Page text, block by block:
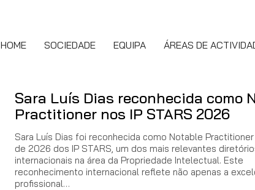
HOME SOCIEDADE EQUIPA ÁREAS DE
Sara Luís Dias reconhecida como
Practitioner nos IP STARS 2026
Sara Luís Dias foi reconhecida como Notable
de 2026 dos IP STARS, um dos mais relevantes
internacionais na área da Propriedade Intelectual. Este
reconhecimento internacional reflete não apenas a
profissional…